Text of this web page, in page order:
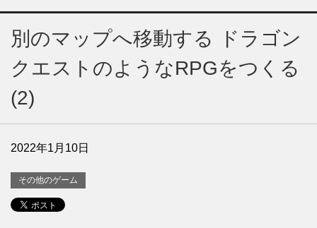
別のマップへ移動する ドラゴン
クエストのようなRPGをつくる
(2)
2022年1月10日
その他のゲーム